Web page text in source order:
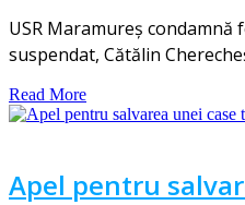
USR Maramureş
suspendat, Cătălin
Read More
Apel pentru